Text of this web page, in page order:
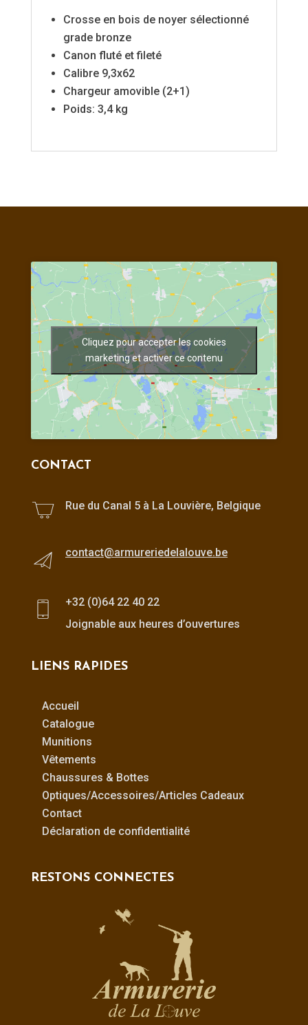
Crosse en bois de noyer sélectionné
grade bronze
Canon fluté et fileté
Calibre 9,3x62
Chargeur amovible (2+1)
Poids: 3,4 kg
Cliquez pour accepter les cookies
marketing et activer ce contenu
CONTACT
Rue du Canal 5 à La Louvière, Belgique
contact@armureriedelalouve.be
+32 (0)64 22 40 22
Joignable aux heures d’ouvertures
LIENS RAPIDES
Accueil
Catalogue
Munitions
Vêtements
Chaussures & Bottes
Optiques/Accessoires/Articles Cadeaux
Contact
Déclaration de confidentialité
RESTONS CONNECTES